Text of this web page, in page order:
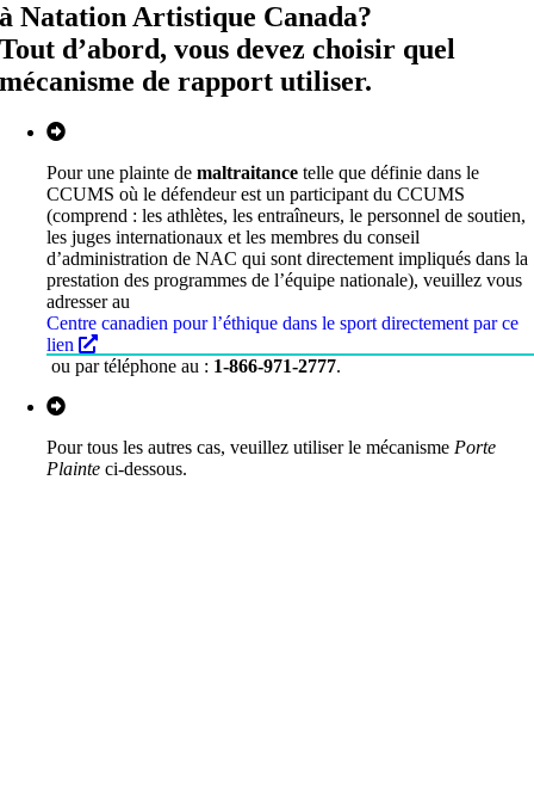
à Natation Artistique Canada?
Tout d’abord, vous devez choisir quel
mécanisme de rapport utiliser.
Pour une plainte demaltraitance telle que définie dans le
CCUMS où le défendeur est un participant du CCUMS
(comprend : les athlètes, les entraîneurs, le personnel de soutien,
les juges internationaux et les membres du conseil
d’administration de NAC qui sont directement impliqués dans la
prestation des programmes de l’équipe nationale), veuillez vous
adresser au
Centre canadien pour l’éthique dans le sport directement par ce
lien
ou par téléphone au : 1-866-971-2777.
Pour tous les autres cas, veuillez utiliser le mécanisme Porte
Plainte ci-dessous.